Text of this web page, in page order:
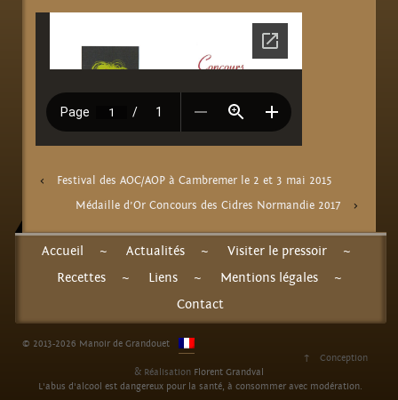
‹
Festival des AOC/AOP à Cambremer le 2 et 3 mai 2015
Médaille d’Or Concours des Cidres Normandie 2017
›
Accueil ~ Actualités ~ Visiter le pressoir
~
Recettes
~ Liens ~ Mentions légales
~
Contact
© 2013-2026 Manoir de Grandouet
↑
Conception
& Réalisation Florent Grandval
L'abus d'alcool est dangereux pour la santé, à consommer avec modération.